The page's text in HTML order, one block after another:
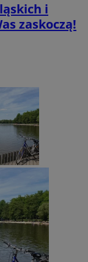
i
zaskoczą!